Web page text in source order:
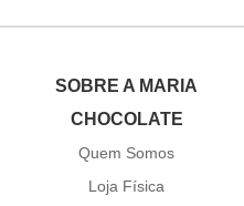
SOBRE A MARIA
CHOCOLATE
Quem Somos
Loja Física